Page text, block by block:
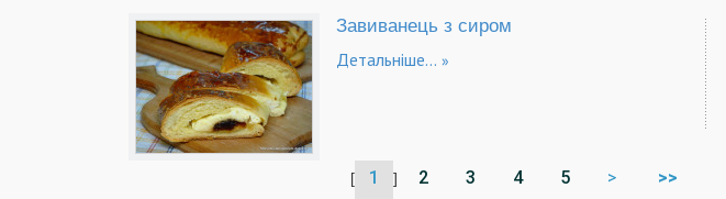
Завиванець з сиром
Детальніше...
[ 1 ] 2 3 4 5 > >>